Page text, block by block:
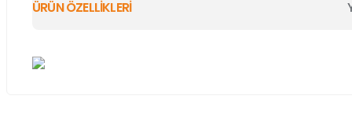
ÜRÜN ÖZELLİKLERİ